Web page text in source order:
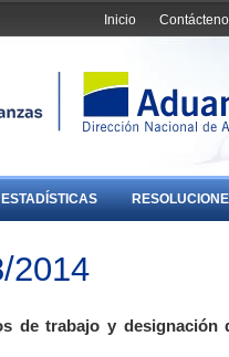
Inicio
ESTADÍSTICAS
2014
de trabajo y